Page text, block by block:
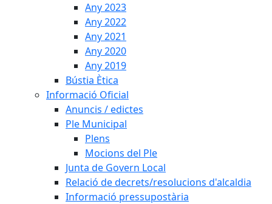
Any 2023
Any 2022
Any 2021
Any 2020
Any 2019
Bústia Ètica
Informació Oficial
Anuncis / edictes
Ple Municipal
Plens
Mocions del Ple
Junta de Govern Local
Relació de decrets/resolucions d'alcaldia
Informació pressupostària